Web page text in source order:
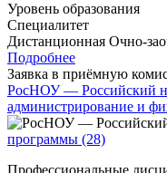
Уровень образования
Специалитет
Дистанционная Очно-
Подробнее
Заявка в приёмную
РосНОУ — Российский
администрирование и
программы (28)